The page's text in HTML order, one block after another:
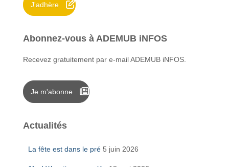
:
J'adhère
Abonnez-vous à ADEMUB iNFOS
Recevez gratuitement par e-mail ADEMUB iNFOS.
Je m'abonne
Actualités
La fête est dans le pré 5 juin 2026